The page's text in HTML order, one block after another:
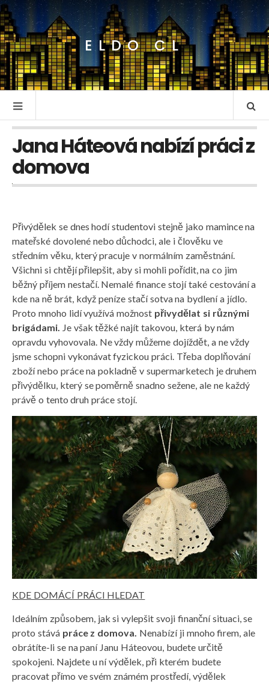
ELDO CL
Jana Háteová nabízí práci z
domova
Přivýdělek se dnes hodí studentovi stejně jako mamince na
mateřské dovolené nebo důchodci, ale i člověku ve
středním věku, který pracuje v normálním zaměstnání.
Všichni si chtějí přilepšit, aby si mohli pořídit, na co jim
běžný příjem nestačí. Nemalé finance stojí také cestování a
kde na ně brát, když peníze stačí sotva na bydlení a jídlo.
Proto mnoho lidí využívá možnost přivydělat si různými
brigádami. Je však těžké najít takovou, která by nám
opravdu vyhovovala. Ne vždy můžeme dojíždět, a ne vždy
jsme schopni vykonávat fyzickou práci. Třeba doplňování
zboží nebo práce na pokladně v supermarketech je druhem
přivýdělku, který se poměrně snadno sežene, ale ne každý
právě o tento druh práce stojí.
KDE DOMÁCÍ PRÁCI HLEDAT
Ideálním způsobem, jak si vylepšit svoji finanční situaci, se
proto stává práce z domova. Nenabízí ji mnoho firem, ale
obrátíte-li se na paní Janu Háteovou, budete určitě
spokojeni. Najdete u ní výdělek, při kterém budete
pracovat přímo ve svém známém prostředí, výdělek